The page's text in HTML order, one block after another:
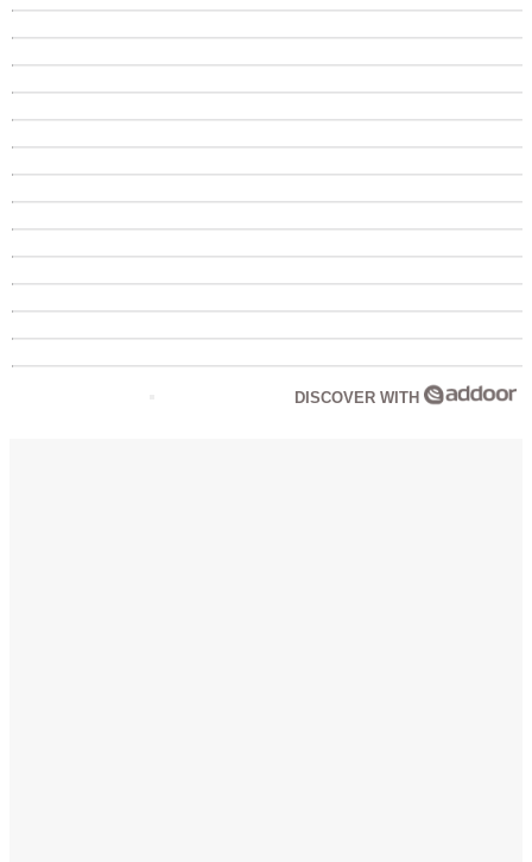
DISCOVER WITH